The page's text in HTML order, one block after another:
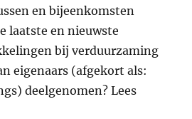
en bijeenkomsten
laatste en nieuwste
bij verduurzaming
eigenaars (afgekort als:
deelgenomen? Lees